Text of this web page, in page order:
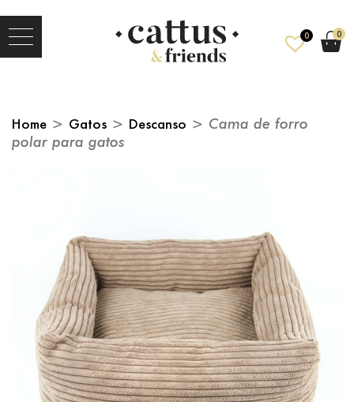
0
0
Home > Gatos > Descanso > Cama de forro
polar para gatos